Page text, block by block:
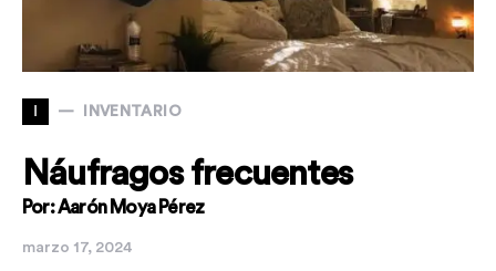
I INVENTARIO
Náufragos frecuentes
Por: Aarón Moya Pérez
marzo 17, 2024